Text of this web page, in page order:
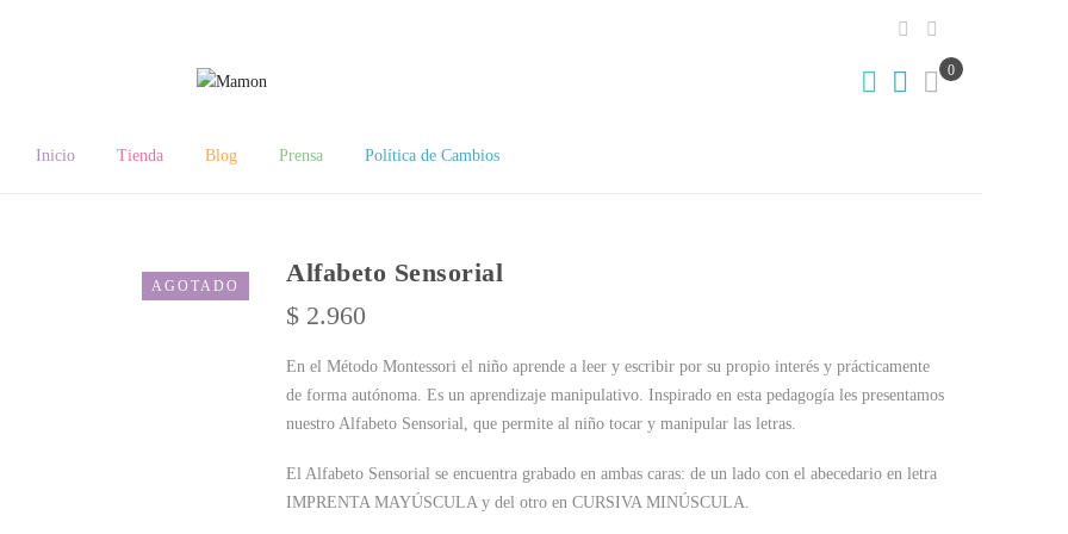
0
Inicio Tienda Blog Prensa Política de Cambios
AGOTADO
Alfabeto Sensorial
$ 2.960
En el Método Montessori el niño aprende a leer y escribir por su propio interés y prácticamente
de forma autónoma. Es un aprendizaje manipulativo. Inspirado en esta pedagogía les presentamos
nuestro Alfabeto Sensorial, que permite al niño tocar y manipular las letras.
El Alfabeto Sensorial se encuentra grabado en ambas caras: de un lado con el abecedario en letra
IMPRENTA MAYÚSCULA y del otro en CURSIVA MINÚSCULA.